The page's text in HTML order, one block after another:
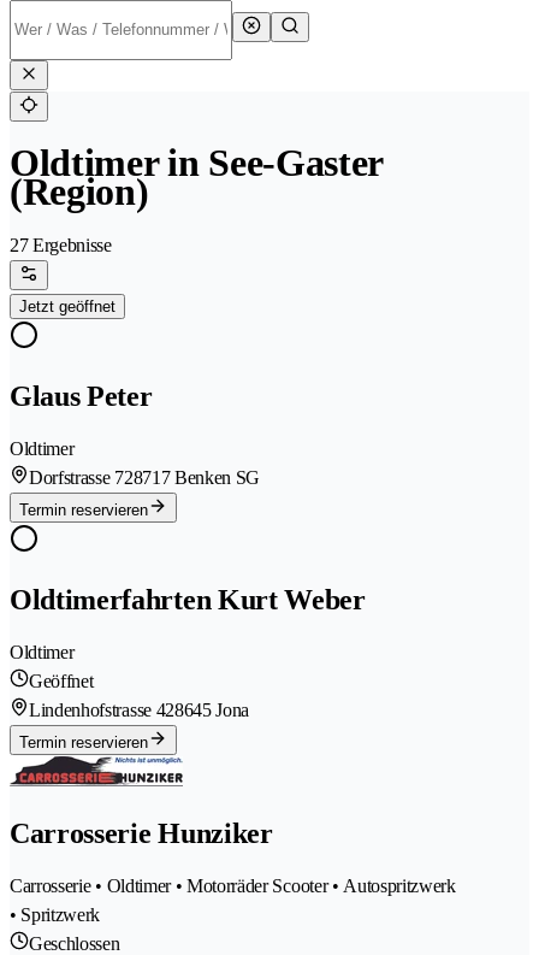
Oldtimer in See-Gaster
(Region)
27 Ergebnisse
Jetzt geöffnet
Glaus Peter
Oldtimer
Dorfstrasse 728717 Benken SG
Termin reservieren
Oldtimerfahrten Kurt Weber
Oldtimer
Geöffnet
Lindenhofstrasse 428645 Jona
Termin reservieren
Carrosserie Hunziker
Carrosserie • Oldtimer • Motorräder Scooter • Autospritzwerk
• Spritzwerk
Geschlossen